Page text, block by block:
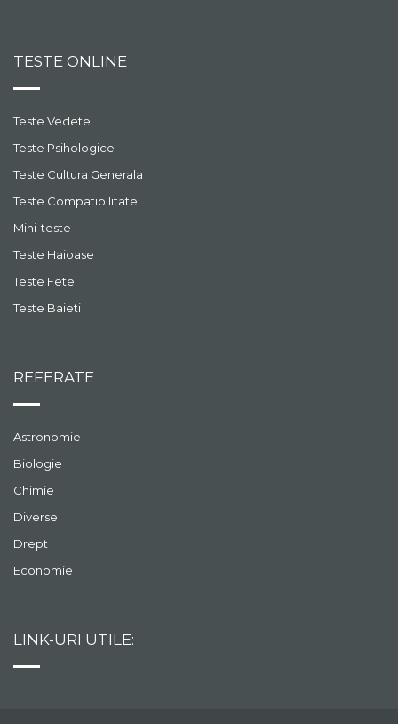
TESTE ONLINE
Teste Vedete
Teste Psihologice
Teste Cultura Generala
Teste Compatibilitate
Mini-teste
Teste Haioase
Teste Fete
Teste Baieti
REFERATE
Astronomie
Biologie
Chimie
Diverse
Drept
Economie
LINK-URI UTILE: